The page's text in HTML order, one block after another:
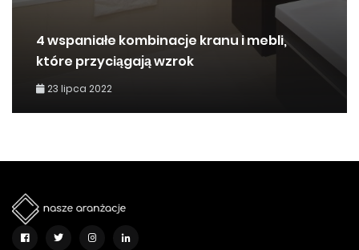
4 wspaniałe kombinacje kranu i mebli,
które przyciągają wzrok
23 lipca 2022